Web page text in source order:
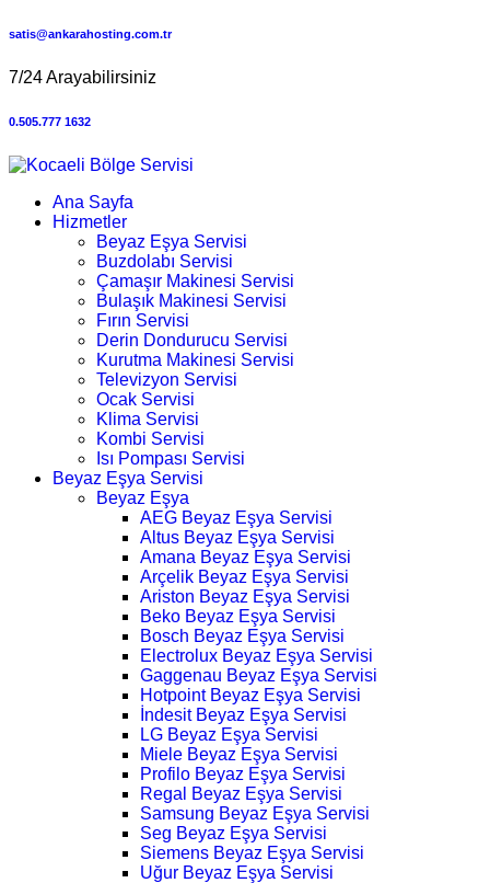
satis@ankarahosting.com.tr
7/24 Arayabilirsiniz
0.505.777 1632
Ana Sayfa
Hizmetler
Beyaz Eşya Servisi
Buzdolabı Servisi
Çamaşır Makinesi Servisi
Bulaşık Makinesi Servisi
Fırın Servisi
Derin Dondurucu Servisi
Kurutma Makinesi Servisi
Televizyon Servisi
Ocak Servisi
Klima Servisi
Kombi Servisi
Isı Pompası Servisi
Beyaz Eşya Servisi
Beyaz Eşya
AEG Beyaz Eşya Servisi
Altus Beyaz Eşya Servisi
Amana Beyaz Eşya Servisi
Arçelik Beyaz Eşya Servisi
Ariston Beyaz Eşya Servisi
Beko Beyaz Eşya Servisi
Bosch Beyaz Eşya Servisi
Electrolux Beyaz Eşya Servisi
Gaggenau Beyaz Eşya Servisi
Hotpoint Beyaz Eşya Servisi
İndesit Beyaz Eşya Servisi
LG Beyaz Eşya Servisi
Miele Beyaz Eşya Servisi
Profilo Beyaz Eşya Servisi
Regal Beyaz Eşya Servisi
Samsung Beyaz Eşya Servisi
Seg Beyaz Eşya Servisi
Siemens Beyaz Eşya Servisi
Uğur Beyaz Eşya Servisi